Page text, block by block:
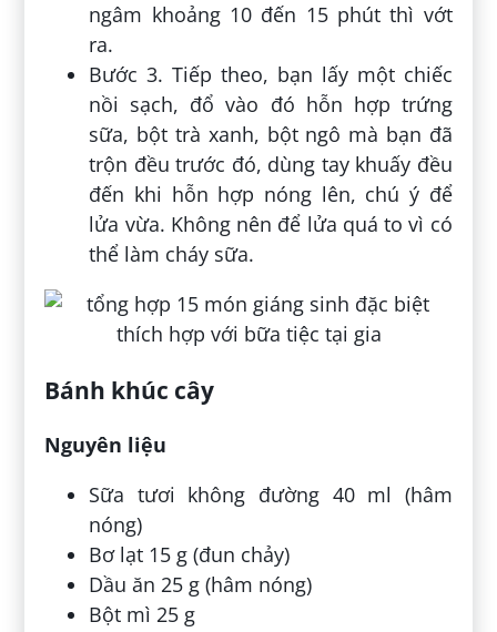
ngâm khoảng 10 đến 15 phút thì vớt
ra.
Bước 3. Tiếp theo, bạn lấy một chiếc
nồi sạch, đổ vào đó hỗn hợp trứng
sữa, bột trà xanh, bột ngô mà bạn đã
trộn đều trước đó, dùng tay khuấy đều
đến khi hỗn hợp nóng lên, chú ý để
lửa vừa. Không nên để lửa quá to vì có
thể làm cháy sữa.
Bánh khúc cây
Nguyên liệu
Sữa tươi không đường 40 ml (hâm
nóng)
Bơ lạt 15 g (đun chảy)
Dầu ăn 25 g (hâm nóng)
Bột mì 25 g